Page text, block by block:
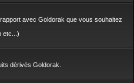
avec Goldorak que vous souhaitez
etc...)
dérivés Goldorak.